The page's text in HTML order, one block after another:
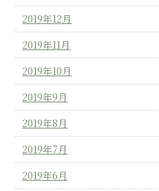
2019年12月
2019年11月
2019年10月
2019年9月
2019年8月
2019年7月
2019年6月